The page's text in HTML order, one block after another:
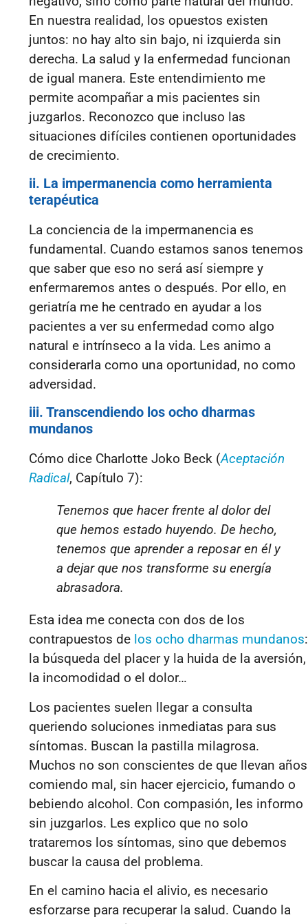
En nuestra realidad, los opuestos existen
juntos: no hay alto sin bajo, ni izquierda sin
derecha. La salud y la enfermedad funcionan
de igual manera. Este entendimiento me
permite acompañar a mis pacientes sin
juzgarlos. Reconozco que incluso las
situaciones difíciles contienen oportunidades
de crecimiento.
ii. La impermanencia como herramienta
terapéutica
La conciencia de la impermanencia es
fundamental. Cuando estamos sanos tenemos
que saber que eso no será así siempre y
enfermaremos antes o después. Por ello, en
geriatría me he centrado en ayudar a los
pacientes a ver su enfermedad como algo
natural e intrínseco a la vida. Les animo a
considerarla como una oportunidad, no como
adversidad.
iii. Transcendiendo los ocho dharmas
mundanos
Cómo dice Charlotte Joko Beck (Aceptación
Radical, Capítulo 7):
Tenemos que hacer frente al dolor del
que hemos estado huyendo. De hecho,
tenemos que aprender a reposar en él y
a dejar que nos transforme su energía
abrasadora.
Esta idea me conecta con dos de los
contrapuestos de los ocho dharmas mundanos:
la búsqueda del placer y la huida de la aversión,
la incomodidad o el dolor…
Los pacientes suelen llegar a consulta
queriendo soluciones inmediatas para sus
síntomas. Buscan la pastilla milagrosa.
Muchos no son conscientes de que llevan años
comiendo mal, sin hacer ejercicio, fumando o
bebiendo alcohol. Con compasión, les informo
sin juzgarlos. Les explico que no solo
trataremos los síntomas, sino que debemos
buscar la causa del problema.
En el camino hacia el alivio, es necesario
esforzarse para recuperar la salud. Cuando la